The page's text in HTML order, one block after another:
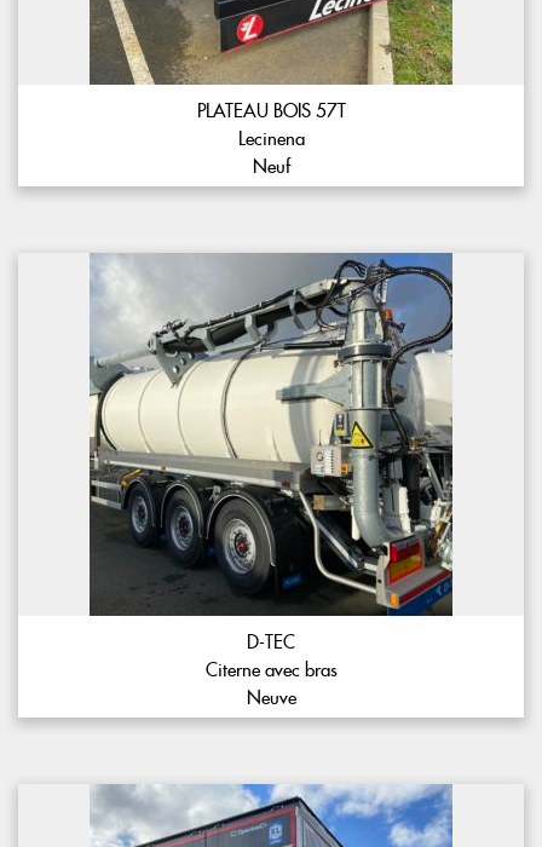
PLATEAU BOIS 57T
Lecinena
Neuf
D-TEC
Citerne avec bras
Neuve